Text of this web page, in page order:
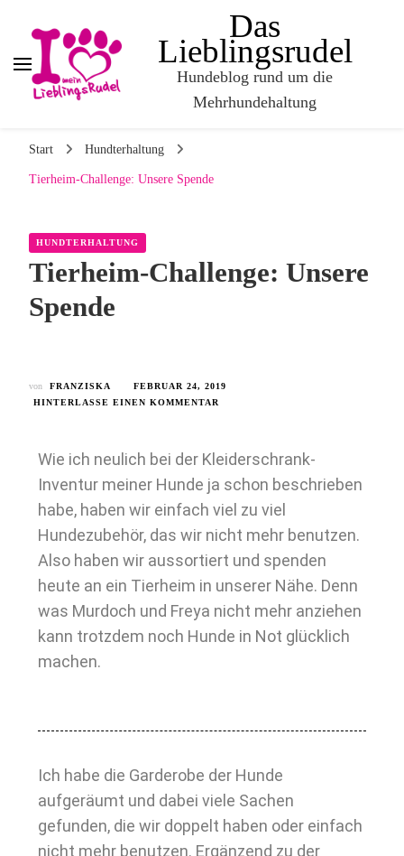
Das
Lieblingsrudel
Hundeblog rund um die
Mehrhundehaltung
Start Hundterhaltung
Tierheim-Challenge: Unsere Spende
HUNDTERHALTUNG
Tierheim-Challenge: Unsere
Spende
von FRANZISKA
FEBRUAR 24, 2019
HINTERLASSE EINEN KOMMENTAR
Wie ich neulich bei der Kleiderschrank-
Inventur meiner Hunde ja schon beschrieben
habe, haben wir einfach viel zu viel
Hundezubehör, das wir nicht mehr benutzen.
Also haben wir aussortiert und spenden
heute an ein Tierheim in unserer Nähe. Denn
was Murdoch und Freya nicht mehr anziehen
kann trotzdem noch Hunde in Not glücklich
machen.
Ich habe die Garderobe der Hunde
aufgeräumt und dabei viele Sachen
gefunden, die wir doppelt haben oder einfach
nicht mehr benutzen. Ergänzend zu der